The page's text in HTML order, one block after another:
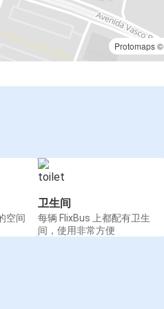
Protomaps©
空间
卫生间
每辆 FlixBus 上都配有卫生
间，使用非常方便